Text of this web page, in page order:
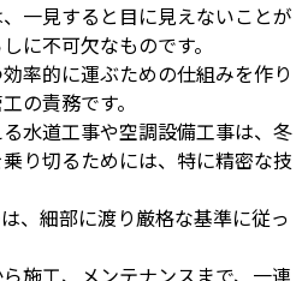
一見すると目に見えないことが
に不可欠なものです。
率的に運ぶための仕組みを作り
の責務です。
水道工事や空調設備工事は、冬
り切るためには、特に精密な技
、細部に渡り厳格な基準に従っ